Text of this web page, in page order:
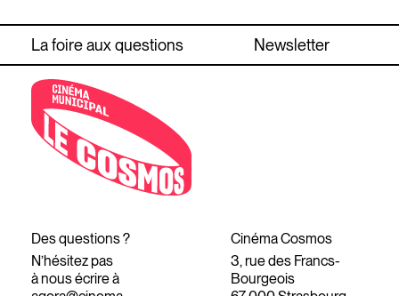
La foire aux questions Newsletter
Des questions ?
N’hésitez pas
à nous écrire à
Cinéma Cosmos
3, rue des Francs-
Bourgeois